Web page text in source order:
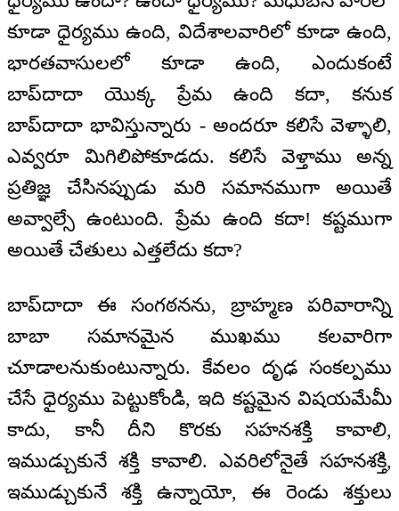
కూడా ధైర్యము ఉంది, విదేశాలవారిలో కూడా ఉంది,
భారతవాసులలో కూడా ఉంది, ఎందుకంటే
బాప్‌దాదా యొక్క ప్రేమ ఉంది కదా, కనుక
బాప్‌దాదా భావిస్తున్నారు - అందరూ కలిసే వెళ్ళాలి,
ఎవ్వరూ మిగిలిపోకూడదు. కలిసే వెళ్తాము అన్న
ప్రతిజ్ఞ చేసినప్పుడు మరి సమానముగా అయితే
అవ్వాల్సే ఉంటుంది. ప్రేమ ఉంది కదా! కష్టముగా
అయితే చేతులు ఎత్తలేదు కదా?
బాప్‌దాదా ఈ సంగఠనను, బ్రాహ్మణ పరివారాన్ని
బాబా సమానమైన ముఖము కలవారిగా
చూడాలనుకుంటున్నారు. కేవలం దృఢ సంకల్పము
చేసే ధైర్యము పెట్టుకోండి, ఇది కష్టమైన విషయమేమీ
కాదు, కానీ దీని కొరకు సహనశక్తి కావాలి,
ఇముడ్చుకునే శక్తి కావాలి. ఎవరిలోనైతే సహనశక్తి,
ఇముడ్చుకునే శక్తి ఉన్నాయో, ఈ రెండు శక్తులు